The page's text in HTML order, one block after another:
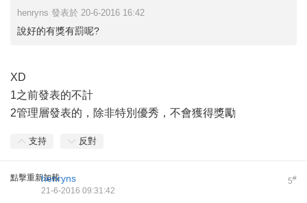
henryns 發表於 20-6-2016 16:42
說好的有獎有罰呢?
XD
1之前發表的不計
2管理層發表的，除非特別優秀，不會獲得獎勵
支持 反對
點擊重新加載 5#
henryns
21-6-2016 09:31:42